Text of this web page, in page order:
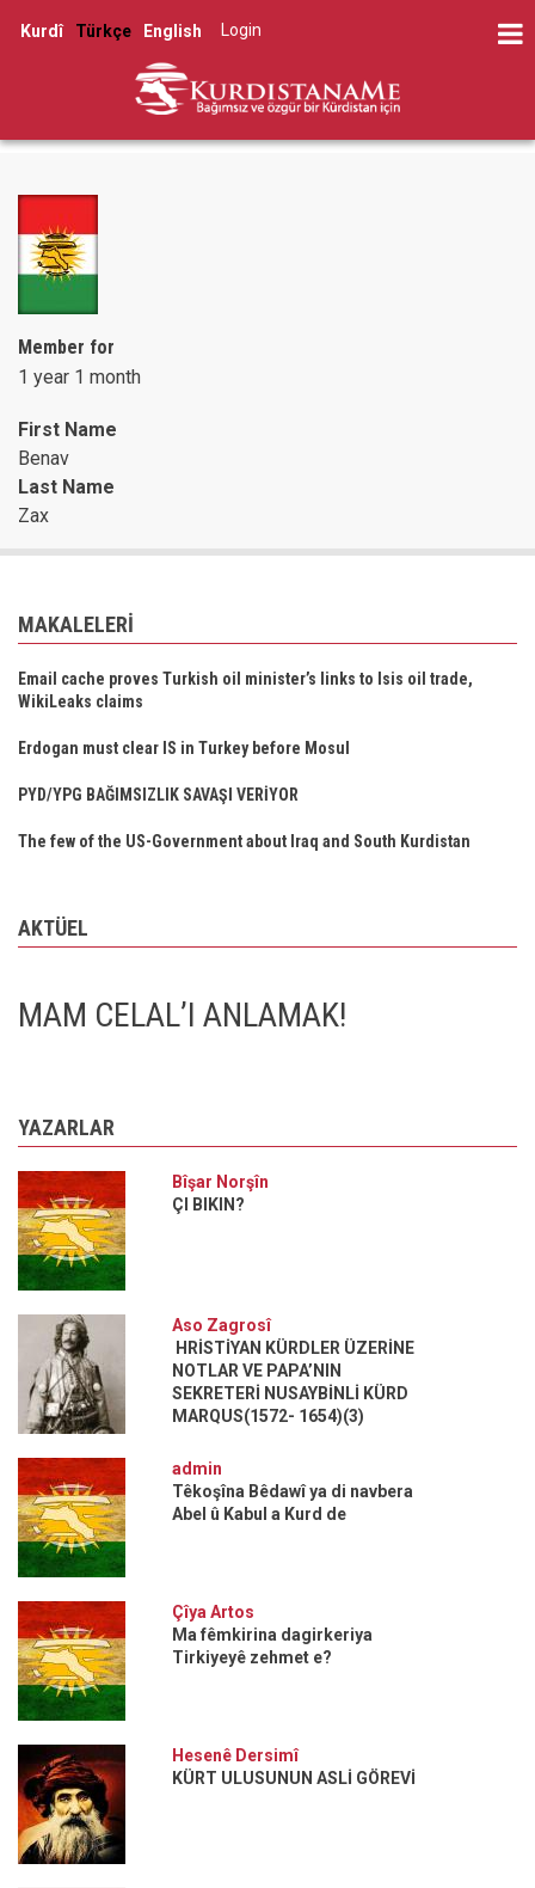
Kurdî Türkçe English
account
menu
Log in
Member for
1 year 1 month
First Name
Benav
Last Name
Zax
MAKALELERI
Email cache proves Turkish oil minister’s links to Isis oil trade,
WikiLeaks claims
Erdogan must clear IS in Turkey before Mosul
PYD/YPG BAĞIMSIZLIK SAVAŞI VERİYOR
The few of the US-Government about Iraq and South Kurdistan
AKTÜEL
MAM CELAL’I ANLAMAK!
YAZARLAR
Bîşar Norşîn
ÇI BIKIN?
Aso Zagrosî
HRİSTİYAN KÜRDLER ÜZERİNE
NOTLAR VE PAPA’NIN
SEKRETERİ NUSAYBİNLİ KÜRD
MARQUS(1572- 1654)(3)
admin
Têkoşîna Bêdawî ya di navbera
Abel û Kabul a Kurd de
Çîya Artos
Ma fêmkirina dagirkeriya
Tirkiyeyê zehmet e?
Hesenê Dersimî
KÜRT ULUSUNUN ASLİ GÖREVİ